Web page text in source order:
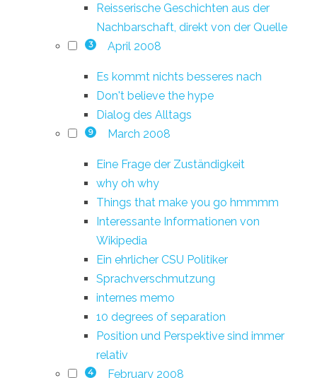
Reisserische Geschichten aus der
Nachbarschaft, direkt von der Quelle
3 April 2008
Es kommt nichts besseres nach
Don't believe the hype
Dialog des Alltags
9 March 2008
Eine Frage der Zuständigkeit
why oh why
Things that make you go hmmmm
Interessante Informationen von
Wikipedia
Ein ehrlicher CSU Politiker
Sprachverschmutzung
internes memo
10 degrees of separation
Position und Perspektive sind immer
relativ
4 February 2008